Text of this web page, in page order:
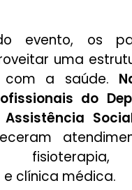
evento, os
uma
a saúde.
do
fisioterapia,
clínica médica.